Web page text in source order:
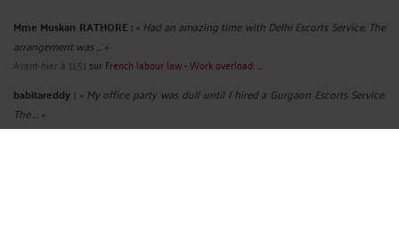
Mme Muskan RATHORE :« Had an amazing time with Delhi Escorts Service. The
arrangement was ... »
Avant-hier à 11:51 sur French labour law - Work overload: ...
babitareddy : « My office party was dull until I hired a Gurgaon Escorts Service.
The ... »
Le 18 juil. 2026 à 08:59surFrench labour law - Name and ...